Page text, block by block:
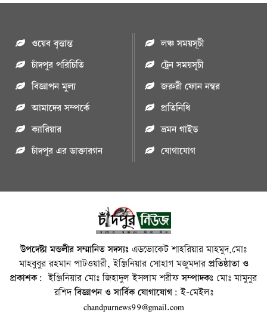
ওয়েব বৃত্তান্ত
চাঁদপুর পরিচিতি
বিজ্ঞাপন মুল্য
আমাদের সম্পর্কে
ক্যারিয়ার
চাঁদপুর এর ডাক্তারগন
লঞ্চ সময়সূচী
ট্রেন সময়সূচী
জরুরী ফোন নম্বর
প্রতিনিধি
ভ্রমন গাইড
যোগাযোগ
উপদেষ্টা মন্ডলীর সম্মানিত সদস্যঃ এডভোকেট শাহরিয়ার মাহমুদ,মোঃ
মাহবুবুর রহমান পাটওয়ারী, ইঞ্জিনিয়ার সোহাগ মজুমদারপ্রতিষ্ঠাতা ও
প্রকাশক: ইঞ্জিনিয়ার মোঃ জিহাদুল ইসলাম শরীফসম্পাদকঃ মোঃ মামুনুর
রশিদবিজ্ঞাপন ও সার্বিক যোগাযোগ: ই-মেইলঃ
chandpurnews99@gmail.com